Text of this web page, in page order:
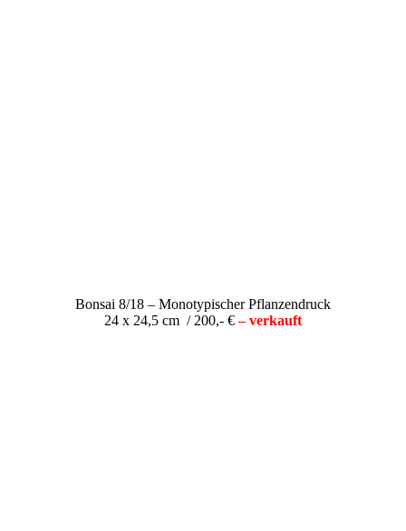
Bonsai 8/18 – Monotypischer Pflanzendruck
24 x 24,5 cm / 200,- €– verkauft